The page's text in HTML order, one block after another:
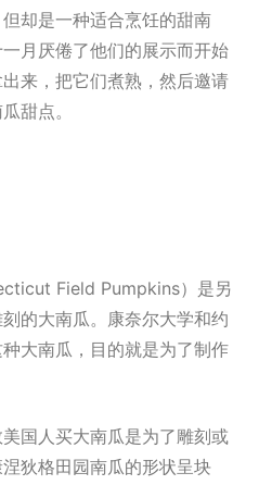
却是一种适合烹饪的甜南
月厌倦了他们的展示而开始
来，把它们煮熟，然后邀请
甜点。
Field Pumpkins）是另
的大南瓜。康奈尔大学和约
大南瓜，目的就是为了制作
国人买大南瓜是为了雕刻或
狄格田园南瓜的形状呈块